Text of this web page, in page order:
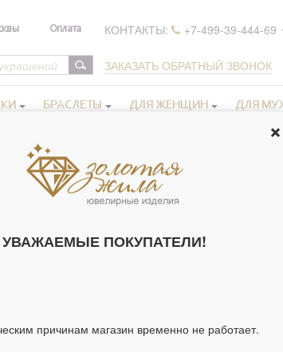
Оплата КОНТАКТЫ: +7-499-39-444-69
ЗАКАЗАТЬ ОБРАТНЫЙ ЗВОНОК
БРАСЛЕТЫ ДЛЯ ЖЕНЩИН ДЛЯ
окладе
ИКОНА
СМ, СО
см
УВАЖАЕМЫЕ ПОКУПАТЕЛИ!
причинам магазин временно не работает.